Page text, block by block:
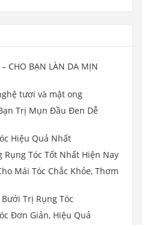
CHO BẠN LÀN DA MỊN
tươi và mật ong
Trị Mụn Đầu Đen Dễ
Hiệu Quả Nhất
Rụng Tóc Tốt Nhất Hiện Nay
Mái Tóc Chắc Khỏe, Thơm
Trị Rụng Tóc
Đơn Giản, Hiệu Quả